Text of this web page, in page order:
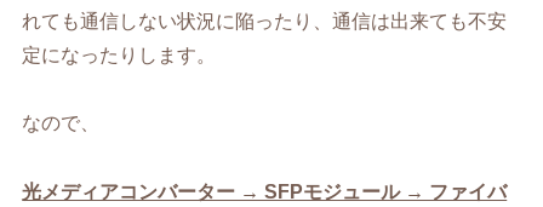
れても通信しない状況に陥ったり、通信は出来ても不安
定になったりします。
なので、
光メディアコンバーター → SFPモジュール → ファイバ